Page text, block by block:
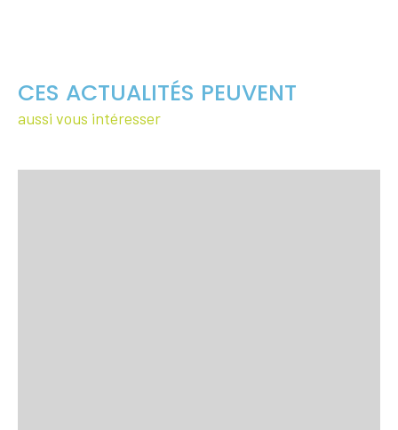
CES ACTUALITÉS PEUVENT
aussi vous intéresser